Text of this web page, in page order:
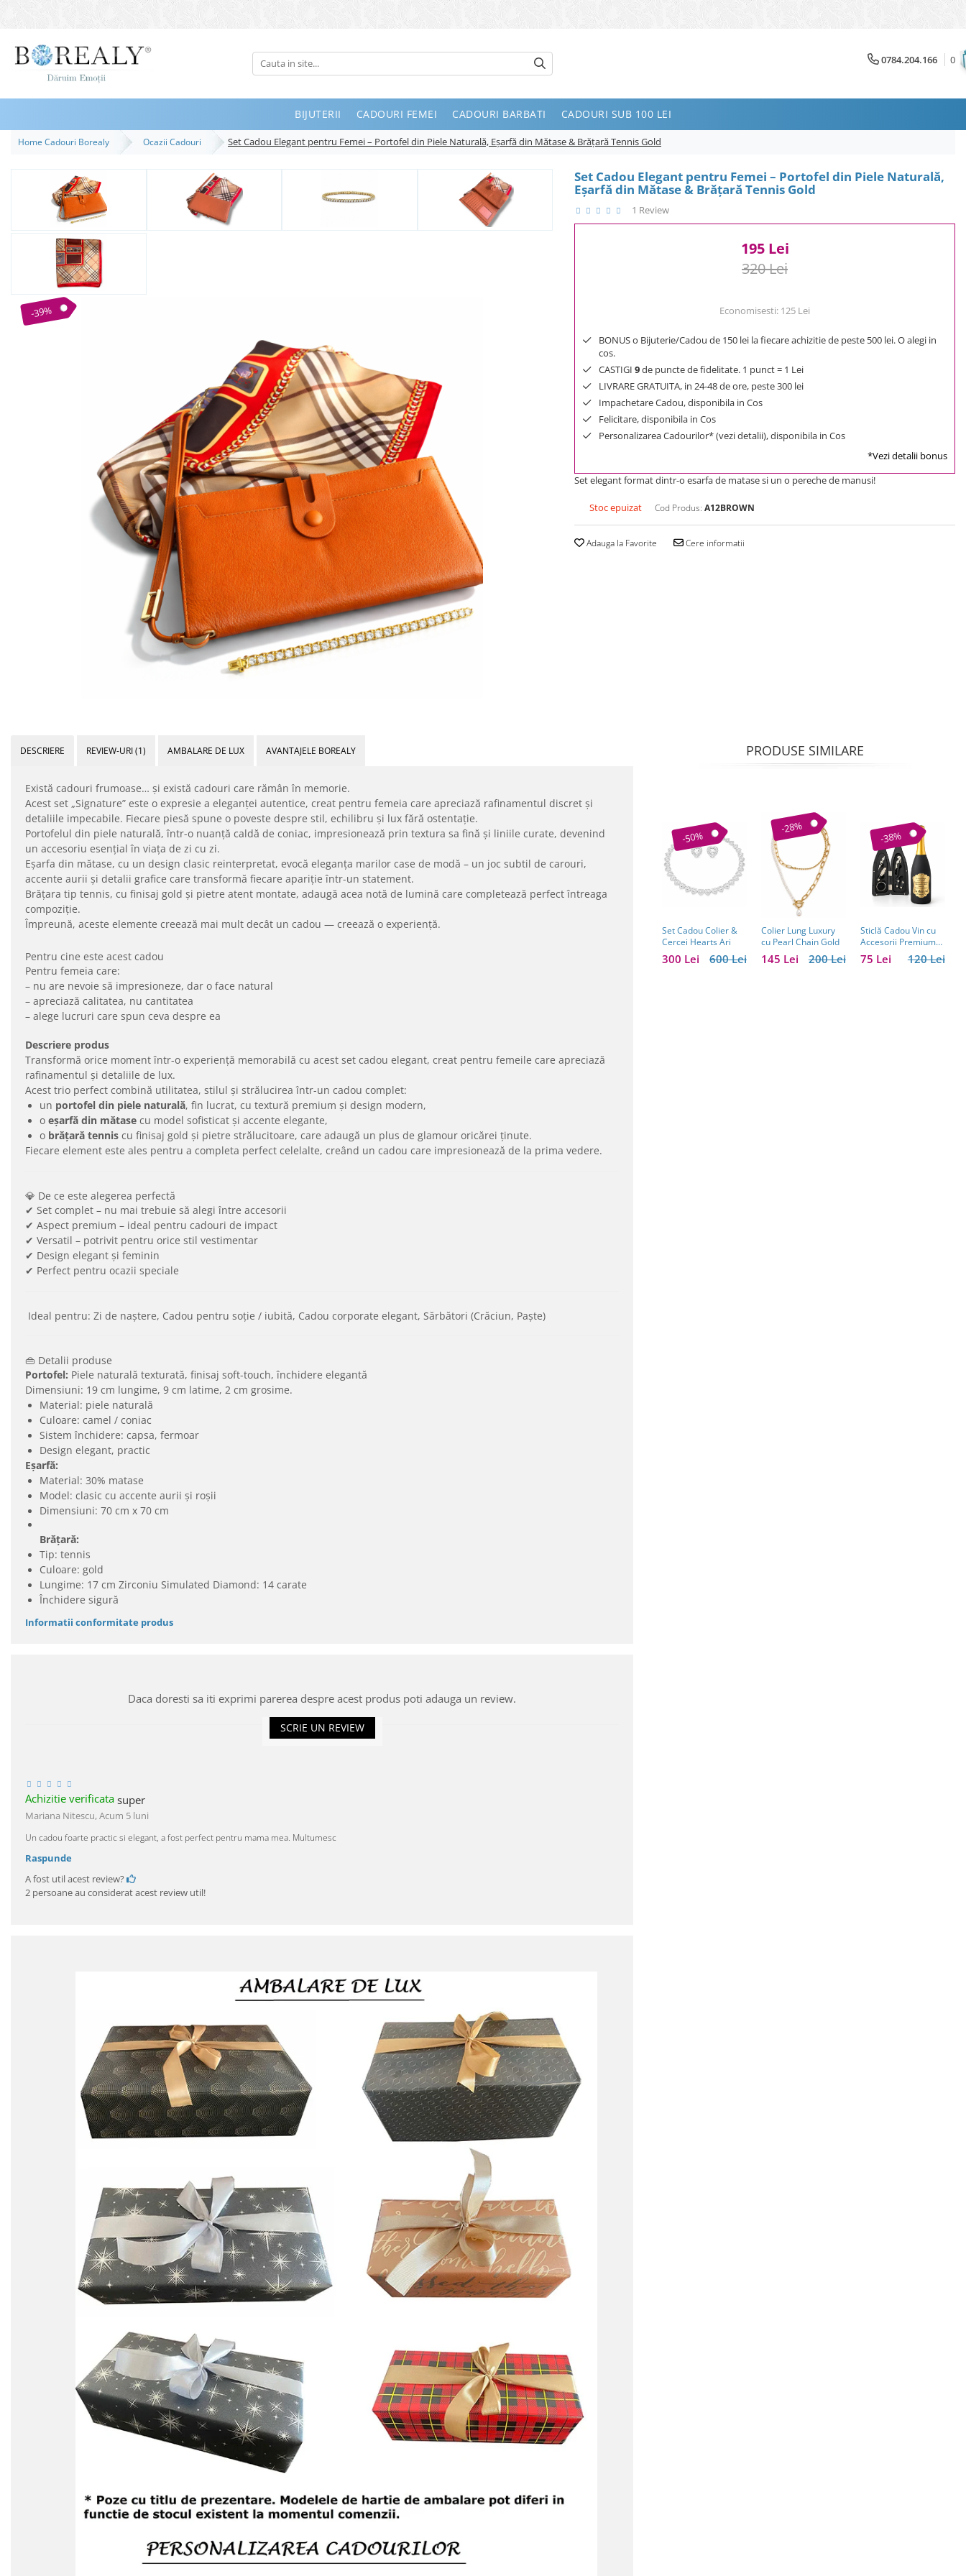
Bijuterii
Inele
Bratari
Destinatari
Bijuterii Femei
Bijuterii Copii
Bijuterii Mirese
100 Lei - 200 Lei
0784.204.166 0
BIJUTERII CADOURI FEMEI CADOURI BARBATI CADOURI SUB 100 LEI
Home Cadouri Borealy Ocazii Cadouri Set Cadou Elegant pentru Femei – Portofel din Piele Naturală, Eșarfă din Mătase & Brățară Tennis Gold
Set Cadou Elegant pentru Femei – Portofel din Piele Naturală,
Eșarfă din Mătase & Brățară Tennis Gold
1 Review
-39%
195 Lei
320 Lei
Economisesti: 125 Lei
BONUS o Bijuterie/Cadou de 150 lei la fiecare achizitie de peste 500 lei. O alegi in
cos.
CASTIGI 9de puncte de fidelitate. 1 punct = 1 Lei
LIVRARE GRATUITA, in 24-48 de ore, peste 300 lei
Impachetare Cadou, disponibila in Cos
Felicitare, disponibila in Cos
Personalizarea Cadourilor* (vezi detalii), disponibila in Cos
*Vezi detalii bonus
Set elegant format dintr-o esarfa de matase si un o pereche de manusi!
Stoc epuizat Cod Produs: A12BROWN
Adauga la Favorite Cere informatii
DESCRIERE REVIEW-URI(1) AMBALARE DE LUX AVANTAJELE BOREALY
Există cadouri frumoase… și există cadouri care rămân în memorie.
Acest set „Signature” este o expresie a eleganței autentice, creat pentru femeia care apreciază rafinamentul discret și
detaliile impecabile. Fiecare piesă spune o poveste despre stil, echilibru și lux fără ostentație.
Portofelul din piele naturală, într-o nuanță caldă de coniac, impresionează prin textura sa fină și liniile curate, devenind
un accesoriu esențial în viața de zi cu zi.
Eșarfa din mătase, cu un design clasic reinterpretat, evocă eleganța marilor case de modă – un joc subtil de carouri,
accente aurii și detalii grafice care transformă fiecare apariție într-un statement.
Brățara tip tennis, cu finisaj gold și pietre atent montate, adaugă acea notă de lumină care completează perfect întreaga
compoziție.
Împreună, aceste elemente creează mai mult decât un cadou — creează o experiență.
Pentru cine este acest cadou
Pentru femeia care:
– nu are nevoie să impresioneze, dar o face natural
– apreciază calitatea, nu cantitatea
– alege lucruri care spun ceva despre ea
Descriere produs
Transformă orice moment într-o experiență memorabilă cu acest set cadou elegant, creat pentru femeile care apreciază
rafinamentul și detaliile de lux.
Acest trio perfect combină utilitatea, stilul și strălucirea într-un cadou complet:
un portofel din piele naturală, fin lucrat, cu textură premium și design modern,
o eșarfă din mătase cu model sofisticat și accente elegante,
o brățară tennis cu finisaj gold și pietre strălucitoare, care adaugă un plus de glamour oricărei ținute.
Fiecare element este ales pentru a completa perfect celelalte, creând un cadou care impresionează de la prima vedere.
💎 De ce este alegerea perfectă
✔ Set complet – nu mai trebuie să alegi între accesorii
✔ Aspect premium – ideal pentru cadouri de impact
✔ Versatil – potrivit pentru orice stil vestimentar
✔ Design elegant și feminin
✔ Perfect pentru ocazii speciale
Ideal pentru: Zi de naștere, Cadou pentru soție / iubită, Cadou corporate elegant, Sărbători (Crăciun, Paște)
👜 Detalii produse
Portofel: Piele naturală texturată, finisaj soft-touch, închidere elegantă
Dimensiuni: 19 cm lungime, 9 cm latime, 2 cm grosime.
Material: piele naturală
Culoare: camel / coniac
Sistem închidere: capsa, fermoar
Design elegant, practic
Eșarfă:
Material: 30% matase
Model: clasic cu accente aurii și roșii
Dimensiuni: 70 cm x 70 cm
Brățară:
Tip: tennis
Culoare: gold
Lungime: 17 cm Zirconiu Simulated Diamond: 14 carate
Închidere sigură
Informatii conformitate produs
Daca doresti sa iti exprimi parerea despre acest produs poti adauga un review.
SCRIE UN REVIEW
Achizitie verificata super
Mariana Nitescu,Acum 5 luni
Un cadou foarte practic si elegant, a fost perfect pentru mama mea. Multumesc
Raspunde
A fost util acest review?
2 persoane au considerat acest review util!
PRODUSE SIMILARE
-50%
Set Cadou Colier &
Cercei Hearts Ari
600 Lei
300 Lei
-28%
Colier Lung Luxury
cu Pearl Chain Gold
200 Lei
145 Lei
-38%
Sticlă Cadou Vin cu
Accesorii Premium
Personalizată – Set
Elegant pentru120 Lei
75 Lei